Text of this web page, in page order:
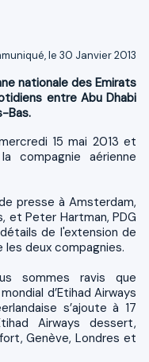
le 30 Janvier 2013
nationale des Emirats
entre Abu Dhabi
Bas.
compagnie aérienne
presse à Amsterdam,
et Peter Hartman, PDG
de l'extension de
deux compagnies.
sommes ravis que
d’Etihad Airways
s’ajoute à 17
Airways dessert,
Genève, Londres et